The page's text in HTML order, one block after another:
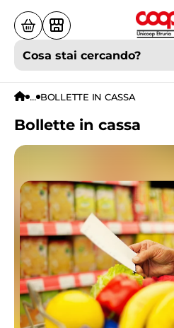
Cosa stai cercando?
... BOLLETTE IN CASSA
Bollette in cassa